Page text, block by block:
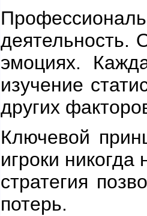
деятельность.
эмоциях.
изучение
других
Ключевой
игроки
стратегия
потерь.